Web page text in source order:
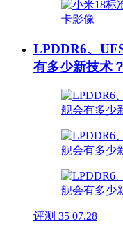
LPDDR6、
有多少新技术？
评测 35 07.28